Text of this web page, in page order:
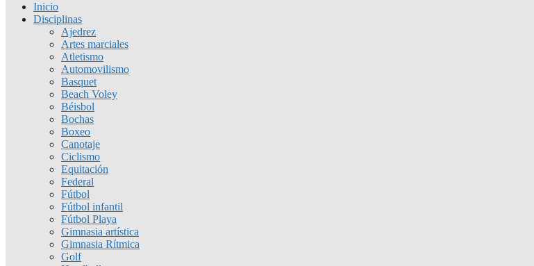
Inicio
Disciplinas
Ajedrez
Artes marciales
Atletismo
Automovilismo
Basquet
Beach Voley
Béisbol
Bochas
Boxeo
Canotaje
Ciclismo
Equitación
Federal
Fútbol
Fútbol infantil
Fútbol Playa
Gimnasia artística
Gimnasia Rítmica
Golf